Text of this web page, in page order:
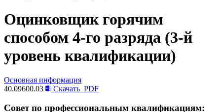
Оцинковщик горячим
способом 4-го разряда (3-й
уровень квалификации)
Основная информация
40.09600.03
Скачать PDF
Совет по профессиональным квалификациям: